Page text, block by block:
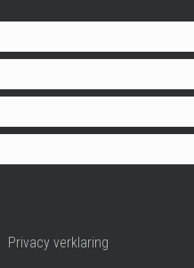
Privacy verklaring